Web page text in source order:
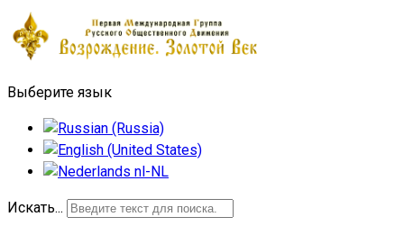
Выберите язык
Искать...